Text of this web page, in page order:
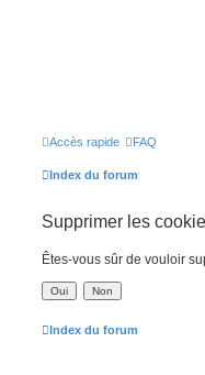
Accès rapide FAQ
Index du forum
Supprimer les
Êtes-vous sûr de vouloir
Index du forum